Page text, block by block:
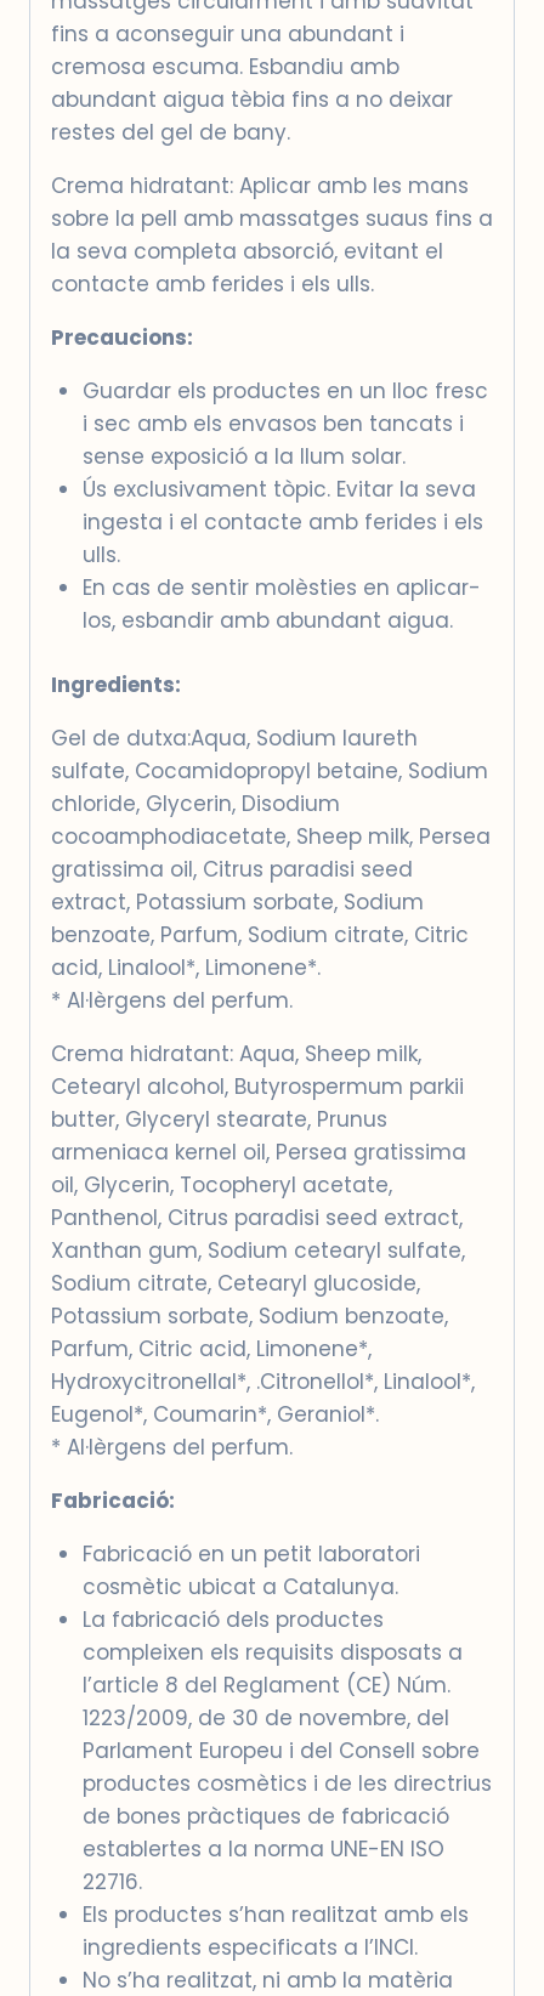
fins a aconseguir una abundant i
cremosa escuma. Esbandiu amb
abundant aigua tèbia fins a no deixar
restes del gel de bany.
Crema hidratant: Aplicar amb les mans
sobre la pell amb massatges suaus fins a
la seva completa absorció, evitant el
contacte amb ferides i els ulls.
Precaucions:
Guardar els productes en un lloc fresc
i sec amb els envasos ben tancats i
sense exposició a la llum solar.
Ús exclusivament tòpic. Evitar la seva
ingesta i el contacte amb ferides i els
ulls.
En cas de sentir molèsties en aplicar-
los, esbandir amb abundant aigua.
Ingredients:
Gel de dutxa:Aqua, Sodium laureth
sulfate, Cocamidopropyl betaine, Sodium
chloride, Glycerin, Disodium
cocoamphodiacetate, Sheep milk, Persea
gratissima oil, Citrus paradisi seed
extract, Potassium sorbate, Sodium
benzoate, Parfum, Sodium citrate, Citric
acid, Linalool*, Limonene*.
* Al·lèrgens del perfum.
Crema hidratant: Aqua, Sheep milk,
Cetearyl alcohol, Butyrospermum parkii
butter, Glyceryl stearate, Prunus
armeniaca kernel oil, Persea gratissima
oil, Glycerin, Tocopheryl acetate,
Panthenol, Citrus paradisi seed extract,
Xanthan gum, Sodium cetearyl sulfate,
Sodium citrate, Cetearyl glucoside,
Potassium sorbate, Sodium benzoate,
Parfum, Citric acid, Limonene*,
Hydroxycitronellal*, .Citronellol*, Linalool*,
Eugenol*, Coumarin*, Geraniol*.
* Al·lèrgens del perfum.
Fabricació:
Fabricació en un petit laboratori
cosmètic ubicat a Catalunya.
La fabricació dels productes
compleixen els requisits disposats a
l’article 8 del Reglament (CE) Núm.
1223/2009, de 30 de novembre, del
Parlament Europeu i del Consell sobre
productes cosmètics i de les directrius
de bones pràctiques de fabricació
establertes a la norma UNE-EN ISO
22716.
Els productes s’han realitzat amb els
ingredients especificats a l’INCI.
No s’ha realitzat, ni amb la matèria